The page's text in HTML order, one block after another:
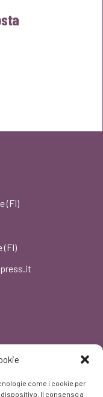
come i cookie per
Il consenso a
(FI)
(FI)